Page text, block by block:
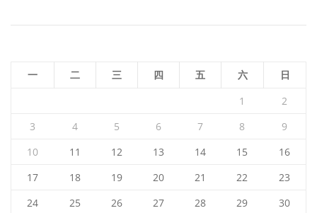
一 二 三 四 五 六
日
1
2
3
4 5 6 7 8
9
10
11 12 13 14 15
16
17
18 19 20 21 22
23
24
25 26 27 28 29
30